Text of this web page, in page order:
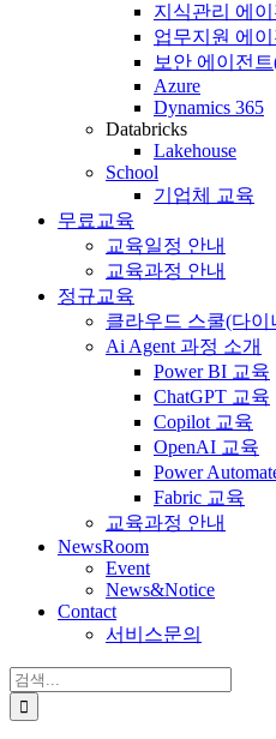
지식관리 에
업무지원 에
보안 에이전
Azure
Dynamics 365
Databricks
Lakehouse
School
기업체 교육
무료교육
교육일정 안내
교육과정 안내
정규교육
클라우드 스쿨(다이
Ai Agent 과정 소개
Power BI 교육
ChatGPT 교육
Copilot 교육
OpenAI 교육
Power
Fabric 교육
교육과정 안내
NewsRoom
Event
News&Notice
Contact
서비스문의
검
색: